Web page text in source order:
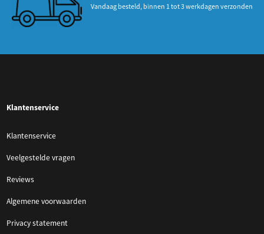
Vandaag besteld, binnen 1 tot 3 werkdagen verzonden
Klantenservice
Klantenservice
Veelgestelde vragen
Reviews
Algemene voorwaarden
Privacy statement